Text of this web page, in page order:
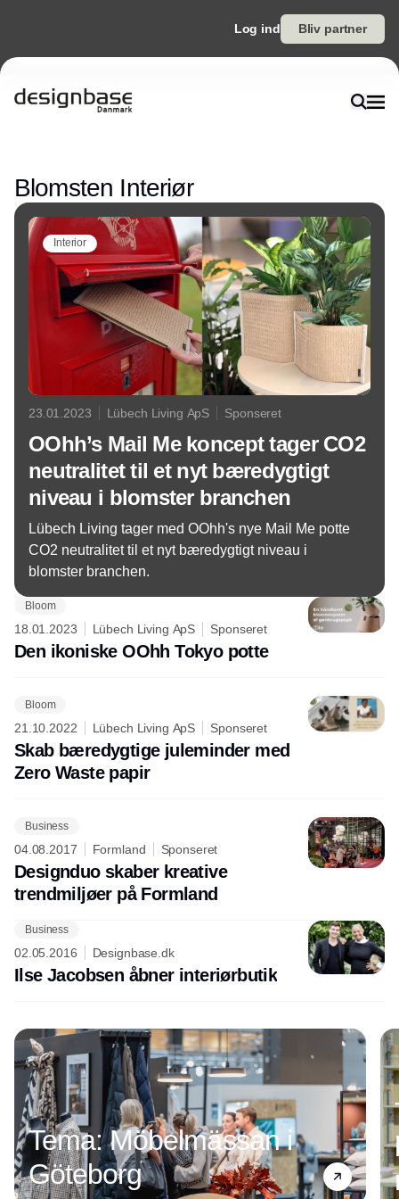
Log ind Bliv partner
Blomsten Interiør
Interior
23.01.2023 Lübech Living ApS Sponseret
OOhh’s Mail Me koncept tager CO2
neutralitet til et nyt bæredygtigt
niveau i blomster branchen
Lübech Living tager med OOhh's nye Mail Me potte
CO2 neutralitet til et nyt bæredygtigt niveau i
blomster branchen.
Bloom
18.01.2023 Lübech Living ApS Sponseret
Den ikoniske OOhh Tokyo potte
Bloom
21.10.2022 Lübech Living ApS Sponseret
Skab bæredygtige juleminder med
Zero Waste papir
Business
04.08.2017 Formland Sponseret
Designduo skaber kreative
trendmiljøer på Formland
Business
02.05.2016 Designbase.dk
Ilse Jacobsen åbner interiørbutik
Tema: Möbelmässan i
Göteborg